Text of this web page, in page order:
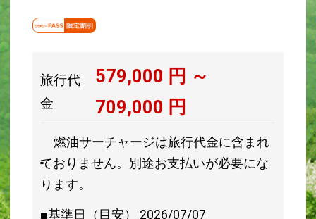
旅行代
金
579,000 円 ～
709,000 円
燃油サーチャージは旅行代金に含まれ
ておりません。別途お支払いが必要にな
ります。
■基準日（目安） 2026/07/07